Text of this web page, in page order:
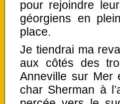
pour rejoindre
géorgiens en
place.
Je tiendrai ma
aux côtés des
Anneville sur Mer
char Sherman à